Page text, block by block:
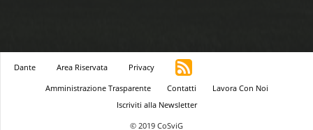
Dante Area Riservata
Privacy
Amministrazione Trasparente
Contatti
Lavora Con Noi
Iscriviti alla Newsletter
© 2019 CoSviG